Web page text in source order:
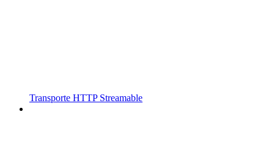
Transporte HTTP Streamable